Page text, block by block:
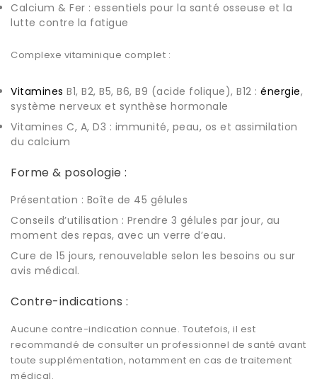
Calcium & Fer : essentiels pour la santé osseuse et la
lutte contre la fatigue
Complexe vitaminique complet :
Vitamines B1, B2, B5, B6, B9 (acide folique), B12 : énergie,
système nerveux et synthèse hormonale
Vitamines C, A, D3 : immunité, peau, os et assimilation
du calcium
Forme & posologie :
Présentation : Boîte de 45 gélules
Conseils d’utilisation : Prendre 3 gélules par jour, au
moment des repas, avec un verre d’eau.
Cure de 15 jours, renouvelable selon les besoins ou sur
avis médical.
Contre-indications :
Aucune contre-indication connue. Toutefois, il est
recommandé de consulter un professionnel de santé avant
toute supplémentation, notamment en cas de traitement
médical.